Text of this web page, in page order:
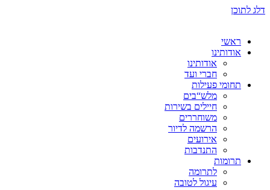
דלג לתוכן
ראשי
אודותינו
אודותינו
חברי ועד
תחומי פעילות
מלש“בים
חיילים בשירות
משוחררים
הרשמה לדיור
אירועים
התנדבות
תרומות
לתרומה
עיגול לטובה